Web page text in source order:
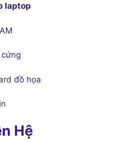
laptop
đồ họa
Hệ